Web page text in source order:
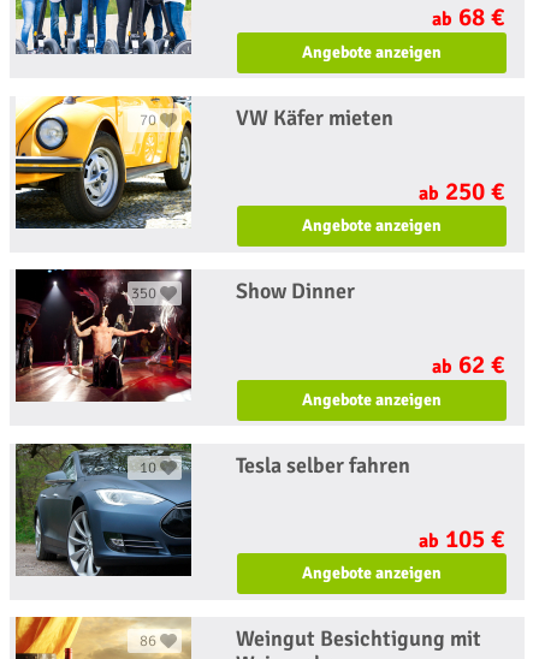
ab 68 €
Angebote anzeigen
70 VW Käfer mieten
ab 250 €
Angebote anzeigen
350 Show Dinner
ab 62 €
Angebote anzeigen
10 Tesla selber fahren
ab 105 €
Angebote anzeigen
86
Weingut Besichtigung mit